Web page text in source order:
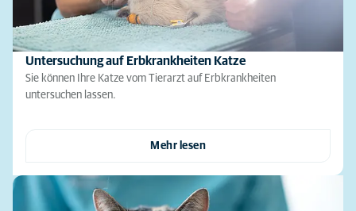
Untersuchung auf Erbkrankheiten Katze
Sie können Ihre Katze vom Tierarzt auf Erbkrankheiten
untersuchen lassen.
Mehr lesen